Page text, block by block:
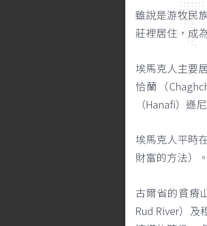
雖說是游牧民
莊裡居住，成
埃馬克人主要
恰蘭（
（Hanafi）遜
埃馬克人平時
財富的方法）
古爾省的貧瘠
Rud River）